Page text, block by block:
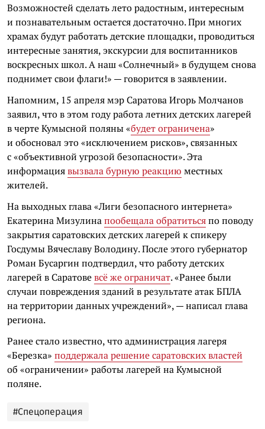
Возможностей сделать лето радостным, интересным
и познавательным остается достаточно. При многих
храмах будут работать детские площадки, проводиться
интересные занятия, экскурсии для воспитанников
воскресных школ. А наш «Солнечный» в будущем снова
поднимет свои флаги!» — говорится в заявлении.
Напомним, 15 апреля мэр Саратова Игорь Молчанов
заявил, что в этом году работа летних детских лагерей
в черте Кумысной поляны «будет ограничена»
и обосновал это «исключением рисков», связанных
с «объективной угрозой безопасности». Эта
информациявызвала бурную реакцию местных
жителей.
На выходных глава «Лиги безопасного интернета»
Екатерина Мизулинапообещала обратитьсяпо поводу
закрытия саратовских детских лагерей к спикеру
Госдумы Вячеславу Володину. После этого губернатор
Роман Бусаргин подтвердил, что работу детских
лагерей в Саратовевсё же ограничат. «Ранее были
случаи повреждения зданий в результате атак БПЛА
на территории данных учреждений», — написал глава
региона.
Ранее стало известно, что администрация лагеря
«Березка» поддержала решение саратовских властей
об «ограничении» работы лагерей на Кумысной
поляне.
#Спецоперация